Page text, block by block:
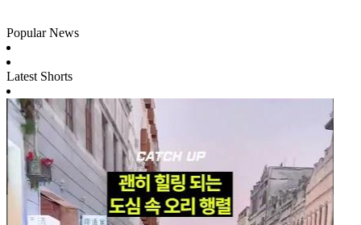
Popular News
Latest Shorts